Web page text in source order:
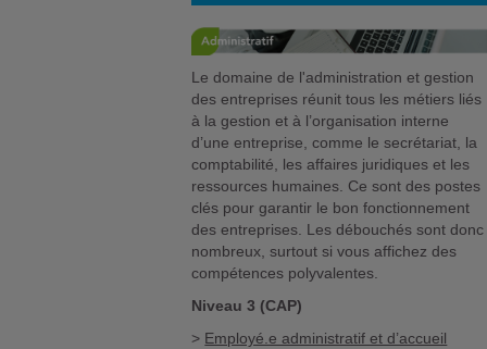
Le domaine de l'administration et gestion
des entreprises réunit tous les métiers liés
à la gestion et à l’organisation interne
d’une entreprise, comme le secrétariat, la
comptabilité, les affaires juridiques et les
ressources humaines. Ce sont des postes
clés pour garantir le bon fonctionnement
des entreprises. Les débouchés sont donc
nombreux, surtout si vous affichez des
compétences polyvalentes.
Niveau 3 (CAP)
> Employé.e administratif et d’accueil